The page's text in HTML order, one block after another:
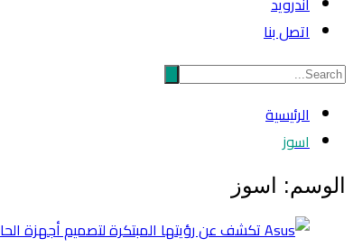
اتصل بنا
الرئيسية
اسوز
الوسم: اسوز